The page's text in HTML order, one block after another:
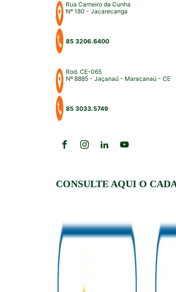
Rua Carneiro da Cunha
Nº 180 - Jacarecanga
85 3206.6400
Rod. CE-065
Nº 8885 - Jaçanaú - Maracanaú - CE
85 3033.5749
CONSULTE AQUI O